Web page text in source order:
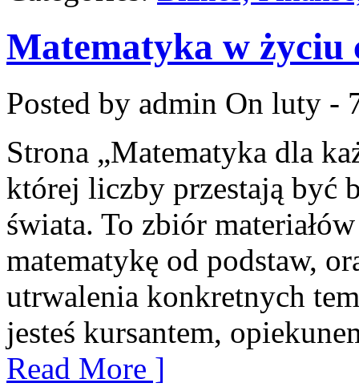
Matematyka w życiu
Posted by admin On luty -
Strona „Matematyka dla
której liczby przestają być
świata. To zbiór
matematykę od podstaw,
utrwalenia konkretnych
jesteś kursantem,
Read More ]